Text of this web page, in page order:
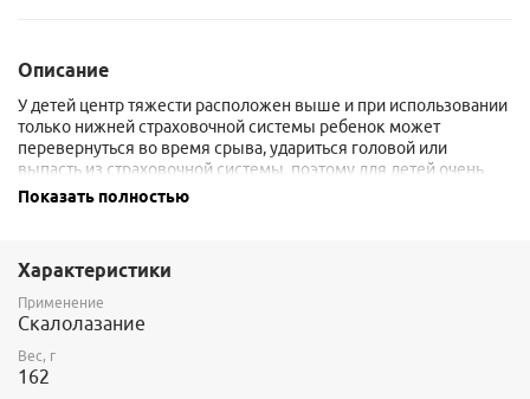
Описание
У детей центр тяжести расположен выше и при использовании
только нижней страховочной системы ребенок может
перевернуться во время срыва, удариться головой или
выпасть из страховочной системы, поэтому для детей очень
важно использование грудной обвязки во время лазания с
Категорически запрещено использовать верхнюю систему
отдельно!
Рекомендуется для детей, вес которых не превышает 38кг.
Самоблокирующиеся пряжки.
Показать полностью
Характеристики
Применение
Скалолазание
Вес, г
162